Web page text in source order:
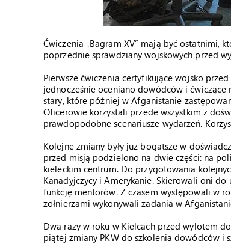
Ćwiczenia „Bagram XV” mają być ostatnimi,
poprzednie sprawdziany wojskowych przed
Pierwsze ćwiczenia certyfikujące wojsko
jednocześnie oceniano dowódców i
stary, które później w Afganistanie
Oficerowie korzystali przede wszystkim z
prawdopodobne scenariusze wydarzeń.
Kolejne zmiany były już bogatsze w
przed misją podzielono na dwie części: na
kieleckim centrum. Do przygotowania
Kanadyjczycy i Amerykanie. Skierowali oni
funkcję mentorów. Z czasem występowali w
żołnierzami wykonywali zadania w
Dwa razy w roku w Kielcach przed wylotem
piątej zmiany PKW do szkolenia dowódców i